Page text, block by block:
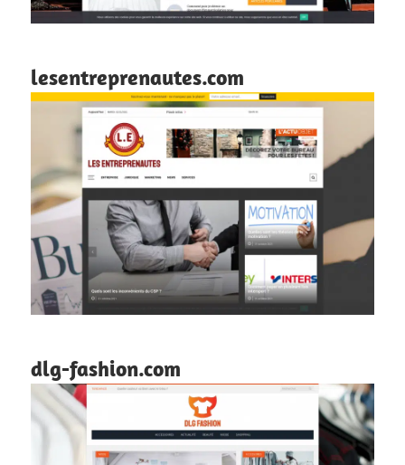
lesentreprenautes.com
dlg-fashion.com